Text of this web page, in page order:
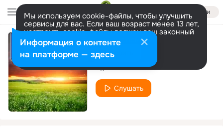
Войти
Мы используем cookie-файлы, чтобы улучшить
сервисы для вас. Если ваш возраст менее 13 лет,
настроить cookie-файлы должен ваш законный
представитель. Больше информации
Разрешить все Настроить
Cloudcover
Age Of Echoes
Слушать
Информация о контенте
на платформе — здесь